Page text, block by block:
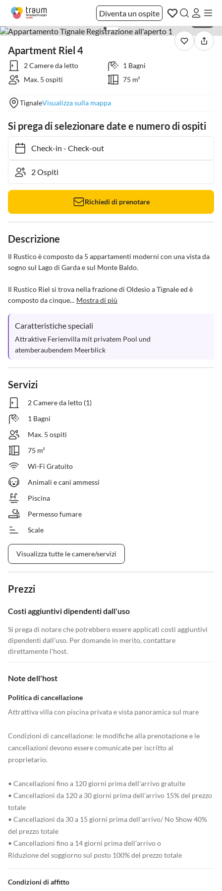
Diventa un ospite
Apartment Riel 4
2 Camere da letto
1 Bagni
Max. 5 ospiti
75 m²
TignaleVisualizza sulla mappa
Si prega di selezionare date e numero di ospiti
Check-in- Check-out
Richiedi di prenotare
Descrizione
Il Rustico è composto da 5 appartamenti moderni con una vista da
sogno sul Lago di Garda e sul Monte Baldo.
Il Rustico Riel si trova nella frazione di Oldesio a Tignale ed è
composto da cinque... Mostra di più
Caratteristiche speciali
Attraktive Ferienvilla mit privatem Pool und
atemberaubendem Meerblick
Servizi
2 Camere da letto (1)
1 Bagni
Max. 5 ospiti
75 m²
Wi-Fi Gratuito
Animali e cani ammessi
Piscina
Permesso fumare
Scale
Visualizza tutte le camere/servizi
Prezzi
Costi aggiuntivi dipendenti dall'uso
Si prega di notare che potrebbero essere applicati costi aggiuntivi
dipendenti dall'uso. Per domande in merito, contattare
direttamente l'host.
Note dell'host
Politica di cancellazione
Attrattiva villa con piscina privata e vista panoramica sul mare
Condizioni di cancellazione: le modifiche alla prenotazione e le
cancellazioni devono essere comunicate per iscritto al
proprietario.
• Cancellazioni fino a 120 giorni prima dell'arrivo gratuite
• Cancellazioni da 120 a 30 giorni prima dell'arrivo 15% del prezzo
totale
• Cancellazioni da 30 a 15 giorni prima dell'arrivo/ No Show 40%
del prezzo totale
• Cancellazioni fino a 14 giorni prima dell'arrivo o
Riduzione del soggiorno sul posto 100% del prezzo totale
Condizioni di affitto